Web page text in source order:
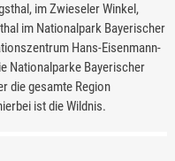
im Zwieseler Winkel,
im Nationalpark Bayerischer
Hans-Eisenmann-
Nationalparke Bayerischer
die gesamte Region
ist die Wildnis.